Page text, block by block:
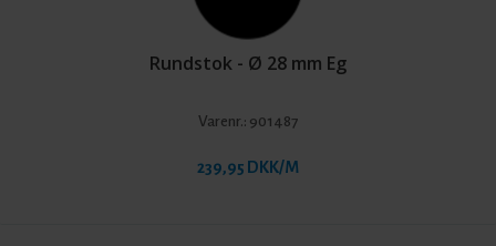
Rundstok - Ø 28 mm Eg
Varenr.: 901487
239,95 DKK/M